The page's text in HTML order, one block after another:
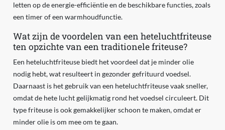
letten op de energie-efficiëntie en de beschikbare functies, zoals
een timer of een warmhoudfunctie.
Wat zijn de voordelen van een heteluchtfriteuse
ten opzichte van een traditionele friteuse?
Een heteluchtfriteuse biedt het voordeel dat je minder olie
nodig hebt, wat resulteert in gezonder gefrituurd voedsel.
Daarnaast is het gebruik van een heteluchtfriteuse vaak sneller,
omdat de hete lucht gelijkmatig rond het voedsel circuleert. Dit
type friteuse is ook gemakkelijker schoon te maken, omdat er
minder olie is om mee om te gaan.